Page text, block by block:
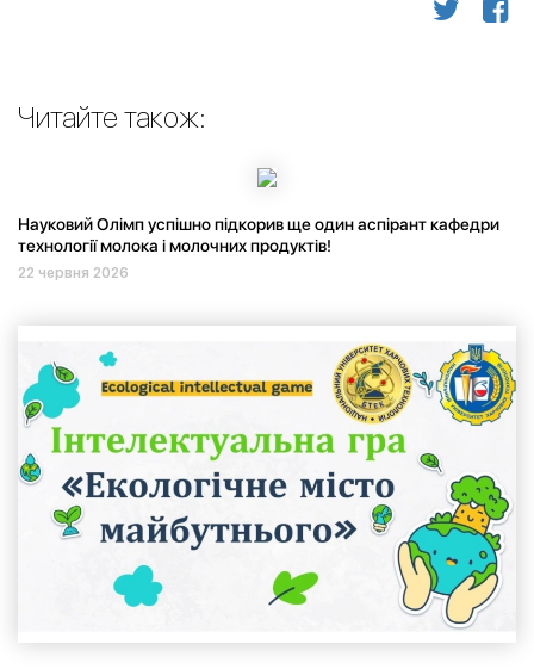
Читайте також:
Науковий Олімп успішно підкорив ще один аспірант кафедри
технології молока і молочних продуктів!
22 червня 2026